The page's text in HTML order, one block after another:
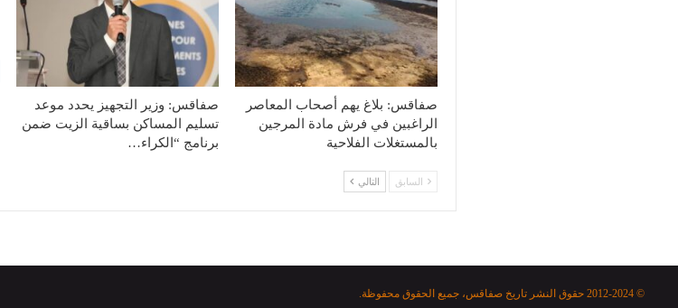
صفاقس: بلاغ يهم أصحاب المعاصر
الراغبين في فرش مادة المرجين
بالمستغلات الفلاحية
صفاقس: وزير التجهيز يحدد موعد
تسليم المساكن بساقية الزيت ضمن
برنامج “الكراء…
السابق التالي
© 2012-2024 حقوق النشر تاريخ صفاقس، جميع الحقوق محفوظة.